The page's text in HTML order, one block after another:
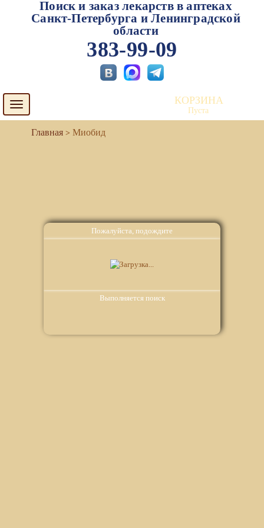
Пожалуйста, подождите
Выполняется поиск
Поиск и заказ лекарств в аптеках
Санкт-Петербурга и Ленинградской
области
383-99-09
Toggle
navigation
КОРЗИНА
Пуста
Миобид